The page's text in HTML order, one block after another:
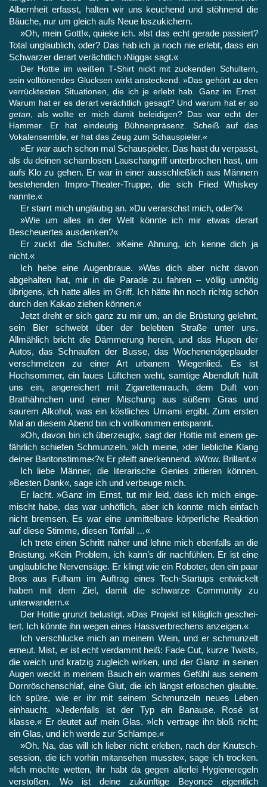
Albernheit erfasst, halten wir uns keuchend und stöhnend die
Bäuche, nur um gleich aufs Neue loszukichern.
»Oh, mein Gott!«, quieke ich. »Ist das echt gerade passiert?
Total unglaublich, oder? Das hab ich ja noch nie erlebt, dass ein
Schwarzer derart verächtlich ›Nigga‹ sagt.«
Der Hottie im weißen T‑Shirt nickt mit zuckenden Schultern,
sein volltönendes Glucksen wirkt ansteckend. »Das gehört zu den
verrücktesten Situationen, die ich je erlebt hab. Ganz im Ernst.
Warum hat er es derart verächtlich gesagt? Und warum hat er so
getan , als wollte er mich damit beleidigen? Das war echt der
Hammer. Er hat eindeutig Bühnenpräsenz. Scheiß auf das
Vokalen­semble, er hat das Zeug zum Schauspieler.«
»Er warauch schon mal Schauspieler. Das hast du verpasst,
als du deinen schamlosen Lauschangriff unterbrochen hast, um
aufs Klo zu gehen. Er war in einer ausschließlich aus Männern
bestehenden Impro-Theater-Truppe, die sich Fried Whiskey
nannte.«
Er starrt mich ungläubig an. »Du verarschst mich, oder?«
»Wie um alles in der Welt könnte ich mir etwas derart
Bescheuertes ausdenken?«
Er zuckt die Schulter. »Keine Ahnung, ich kenne dich ja
nicht.«
Ich hebe eine Augenbraue. »Was dich aber nicht davon
abgehalten hat, mir in die Parade zu fahren – völlig unnötig
übrigens, ich hatte alles im Griff. Ich hätte ihn noch richtig schön
durch den Kakao ziehen können.«
Jetzt dreht er sich ganz zu mir um, an die Brüstung gelehnt,
sein Bier schwebt über der belebten Straße unter uns.
Allmählich bricht die Dämmerung herein, und das Hupen der
Autos, das Schnaufen der Busse, das Wochenendgeplauder
verschmelzen zu einer Art urbanem Wiegenlied. Es ist
Hochsommer, ein laues Lüftchen weht, samtige Abendluft hüllt
uns ein, angereichert mit Zigarettenrauch, dem Duft von
Brathähnchen und einer Mi­schung aus süßem Gras und
saurem Alkohol, was ein köstliches Umami ergibt. Zum ersten
Mal an diesem Abend bin ich voll­kommen entspannt.
»Oh, davon bin ich überzeugt«, sagt der Hottie mit einem ge­
fährlich schiefen Schmunzeln. »Ich meine, ›der liebliche Klang
deiner Baritonstimme‹?« Er pfeift anerkennend. »Wow. Bril­lant.«
Ich liebe Männer, die literarische Genies zitieren können.
»Besten Dank«, sage ich und verbeuge mich.
Er lacht. »Ganz im Ernst, tut mir leid, dass ich mich einge­
mischt habe, das war unhöflich, aber ich konnte mich einfach
nicht bremsen. Es war eine unmittelbare körperliche Reaktion
auf diese Stimme, diesen Tonfall …«
Ich trete einen Schritt näher und lehne mich ebenfalls an die
Brüstung. »Kein Problem, ich kann’s dir nachfühlen. Er ist eine
unglaubliche Nervensäge. Er klingt wie ein Roboter, den ein paar
Bros aus Fulham im Auftrag eines Tech-Startups entwickelt
haben mit dem Ziel, damit die schwarze Community zu
unterwandern.«
Der Hottie grunzt belustigt. »Das Projekt ist kläglich geschei­
tert. Ich könnte ihn wegen eines Hassverbrechens anzeigen.«
Ich verschlucke mich an meinem Wein, und er schmunzelt
erneut. Mist, er ist echt verdammt heiß: Fade Cut, kurze Twists,
die weich und kratzig zugleich wirken, und der Glanz in seinen
Augen weckt in meinem Bauch ein warmes Gefühl aus seinem
Dornröschenschlaf, eine Glut, die ich längst erloschen glaubte.
Ich spüre, wie er ihr mit seinem Schmunzeln neues Leben
einhaucht. »Jedenfalls ist der Typ ein Banause. Rosé ist
klasse.« Er deutet auf mein Glas. »Ich vertrage ihn bloß nicht;
ein Glas, und ich werde zur Schlampe.«
»Oh. Na, das will ich lieber nicht erleben, nach der Knutsch­
session, die ich vorhin mitansehen musste«, sage ich trocken.
»Ich möchte wetten, ihr habt da gegen allerlei Hygieneregeln
ver­stoßen. Wo ist deine zukünftige Beyoncé eigentlich